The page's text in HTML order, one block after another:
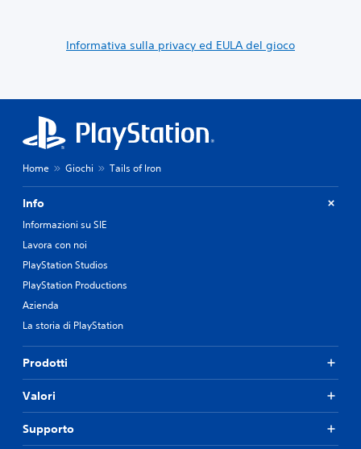
Informativa sulla privacy ed EULA del gioco
Home Giochi Tails of Iron
Info
Informazioni su SIE
Lavora con noi
PlayStation Studios
PlayStation Productions
Azienda
La storia di PlayStation
Prodotti
Valori
Supporto